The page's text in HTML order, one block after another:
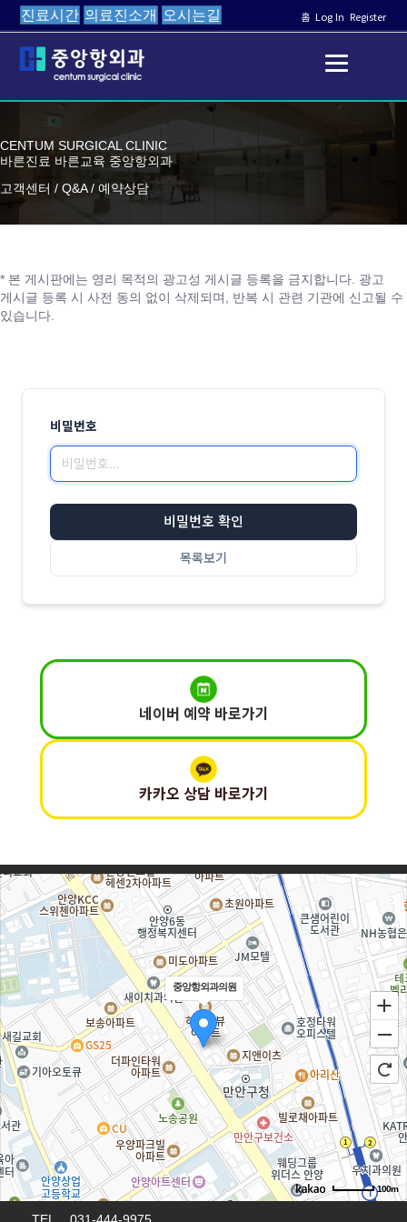
진료시간 의료진소개 오시는길 홈 Log In Register
CENTUM SURGICAL CLINIC
바른진료 바른교육 중앙항외과
고객센터 / Q&A / 예약상담
* 본 게시판에는 영리 목적의 광고성 게시글 등록을 금지합니다. 광고
게시글 등록 시 사전 동의 없이 삭제되며, 반복 시 관련 기관에 신고될 수
있습니다.
비밀번호
목록보기
비밀번호 확인
네이버 예약 바로가기
카카오 상담 바로가기
중앙항외과의원
100m